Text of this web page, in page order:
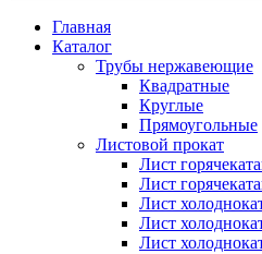
Главная
Каталог
Трубы нержавеющие
Квадратные
Круглые
Прямоугольные
Листовой прокат
Лист
Лист
Лист
Лист
Лист